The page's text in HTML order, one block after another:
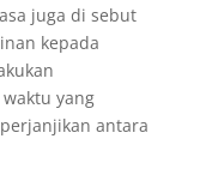
juga di sebut
kepada
yang
antara